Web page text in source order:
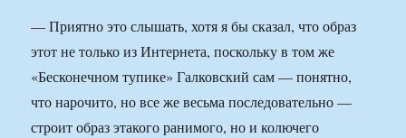
— Приятно это слышать, хотя я бы сказал, что образ
этот не только из Интернета, поскольку в том же
«Бесконечном тупике» Галковский сам — понятно,
что нарочито, но все же весьма последовательно —
строит образ этакого ранимого, но и колючего